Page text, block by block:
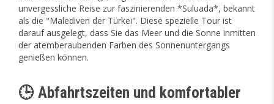
unvergessliche Reise zur faszinierenden *Suluada*, bekannt
als die "Malediven der Türkei". Diese spezielle Tour ist
darauf ausgelegt, dass Sie das Meer und die Sonne inmitten
der atemberaubenden Farben des Sonnenuntergangs
genießen können.
🕒 Abfahrtszeiten und komfortabler